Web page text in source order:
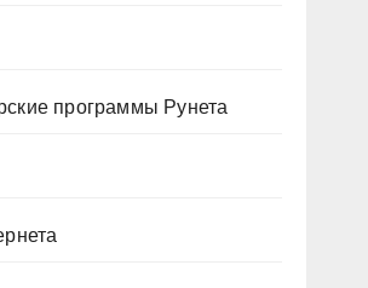
программы Рунета